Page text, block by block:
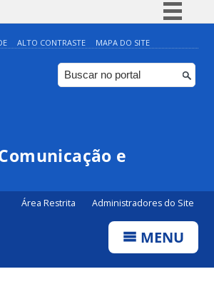
Simplifique!
Comunica BR
Participe
Canais
ALTO CONTRASTE MAPA DO SITE
e
Área Restrita Administradores do Site
MENU